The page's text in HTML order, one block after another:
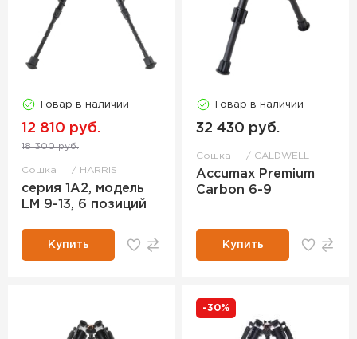
Товар в наличии
12 810 руб.
18 300 руб.
Сошка HARRIS
серия 1А2, модель
LM 9-13, 6 позиций
Купить
Товар в наличии
32 430 руб.
Сошка CALDWELL
Accumax Premium
Carbon 6-9
Купить
-30%